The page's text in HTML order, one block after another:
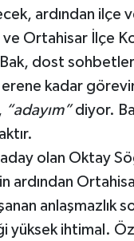
ardından ilçe
ve Ortahisar İlçe
Bak, dost
erene kadar
“adayım”diyor.
olan Oktay
ardından
anlaşmazlık
yüksek ihtimal.